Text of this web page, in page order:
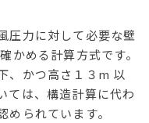
圧力に対して必要な壁
かめる計算方式です。
、かつ高さ１３m 以
ては、構造計算に代わ
られています。